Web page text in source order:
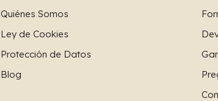
Quiénes Somos
Ley de Cookies
Protección de Datos
Blog